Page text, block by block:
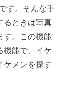
す。そんな手
るときは写真
す。この機能
機能で、イケ
ケメンを探す